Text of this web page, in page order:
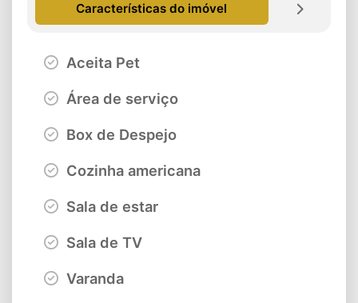
Características do imóvel
Aceita Pet
Área de serviço
Box de Despejo
Cozinha americana
Sala de estar
Sala de TV
Varanda